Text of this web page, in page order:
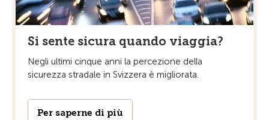
Si sente sicura quando viaggia?
Negli ultimi cinque anni la percezione della
sicurezza stradale in Svizzera è migliorata.
Per saperne di più